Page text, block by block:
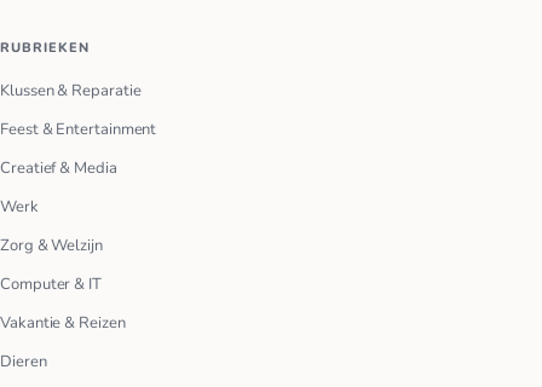
RUBRIEKEN
Klussen & Reparatie
Feest & Entertainment
Creatief & Media
Werk
Zorg & Welzijn
Computer & IT
Vakantie & Reizen
Dieren